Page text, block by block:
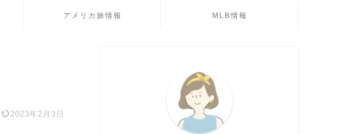
アメリカ旅情報 MLB情報
2023年2月3日